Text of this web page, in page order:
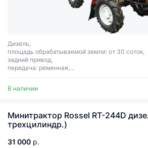
Дизель,
площадь обрабатываемой земли: от 30 соток,
задний привод,
передача: ременная,
сцепное соединение: 1 точка,
мощность 24 л.с., ВОМ, ширина
В наличии
Минитрактор Rossel RT-244D
трехцилиндр.)
31 000 р.